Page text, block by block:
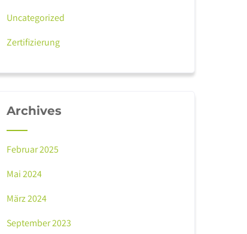
Uncategorized
Zertifizierung
Archives
Februar 2025
Mai 2024
März 2024
September 2023